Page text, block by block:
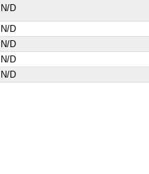
N/D
N/D
N/D
N/D
N/D